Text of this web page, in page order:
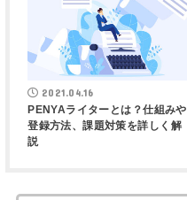
2021.04.16
PENYAライターとは？仕組みや
登録方法、課題対策を詳しく解
説